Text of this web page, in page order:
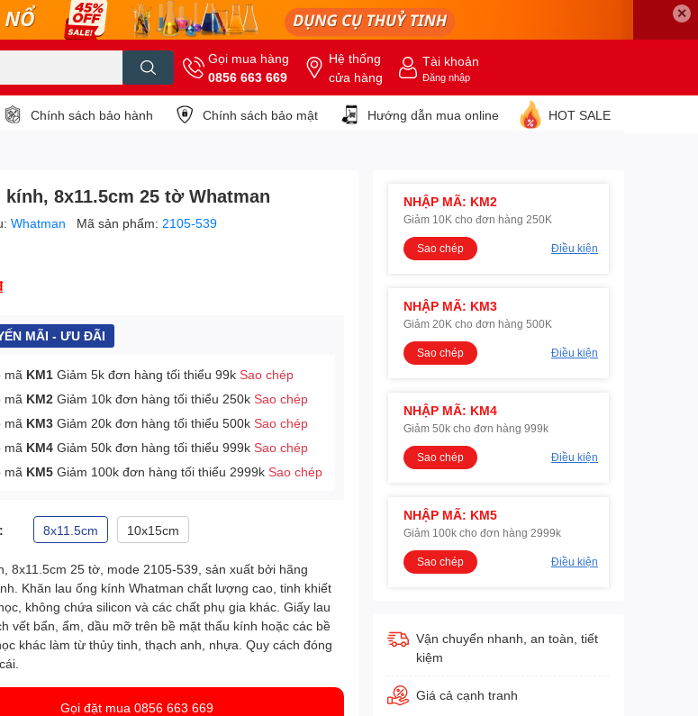
✕
Gọi mua hàng
0856 663 669
Hệ thống
cửa hàng
Tài khoản
Đăng nhập
Chính sách bảo hành Chính sách bảo mật Hướng dẫn mua online HOT SALE
kính, 8x11.5cm 25 tờ Whatman
Whatman Mã sản phẩm: 2105-539
MÃI - ƯU ĐÃI
mã KM1 Giảm 5k đơn hàng tối thiểu 99kSao chép
mã KM2 Giảm 10k đơn hàng tối thiểu 250kSao chép
mã KM3 Giảm 20k đơn hàng tối thiểu 500kSao chép
mã KM4 Giảm 50k đơn hàng tối thiểu 999kSao chép
mã KM5 Giảm 100k đơn hàng tối thiểu 2999kSao chép
8x11.5cm 10x15cm
8x11.5cm 25 tờ, mode 2105-539, sản xuất bởi hãng
Khăn lau ống kính Whatman chất lượng cao, tinh khiết
không chứa silicon và các chất phụ gia khác. Giấy lau
vết bẩn, ẩm, dầu mỡ trên bề mặt thấu kính hoặc các bề
khác làm từ thủy tinh, thạch anh, nhựa. Quy cách đóng
Gọi đặt mua 0856 663 669
NHẬP MÃ: KM2
Giảm 10K cho đơn hàng 250K
Sao chép Điều kiện
NHẬP MÃ: KM3
Giảm 20K cho đơn hàng 500K
Sao chép Điều kiện
NHẬP MÃ: KM4
Giảm 50k cho đơn hàng 999k
Sao chép Điều kiện
NHẬP MÃ: KM5
Giảm 100k cho đơn hàng 2999k
Sao chép Điều kiện
Vận chuyển nhanh, an toàn, tiết
kiệm
Giá cả cạnh tranh